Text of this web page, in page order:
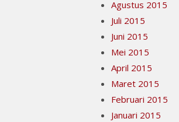
Agustus 2015
Juli 2015
Juni 2015
Mei 2015
April 2015
Maret 2015
Februari 2015
Januari 2015